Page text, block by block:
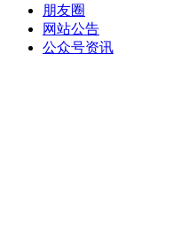
朋友圈
网站公告
公众号资讯